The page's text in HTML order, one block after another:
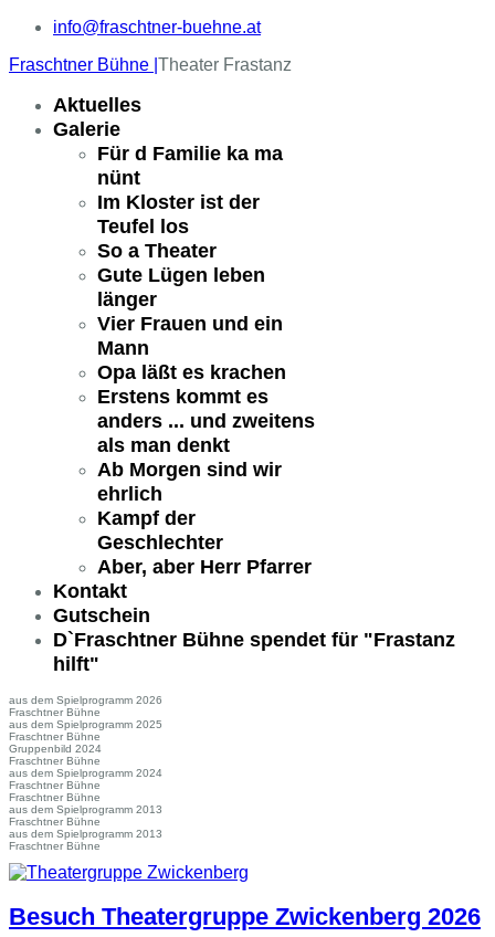
info@fraschtner-buehne.at
Fraschtner Bühne | Theater Frastanz
Aktuelles
Galerie
Für d Familie ka ma
nünt
Im Kloster ist der
Teufel los
So a Theater
Gute Lügen leben
länger
Vier Frauen und ein
Mann
Opa läßt es krachen
Erstens kommt es
anders ... und zweitens
als man denkt
Ab Morgen sind wir
ehrlich
Kampf der
Geschlechter
Aber, aber Herr Pfarrer
Kontakt
Gutschein
D`Fraschtner Bühne spendet für "Frastanz
hilft"
aus dem Spielprogramm 2026
Fraschtner Bühne
aus dem Spielprogramm 2025
Fraschtner Bühne
Gruppenbild 2024
Fraschtner Bühne
aus dem Spielprogramm 2024
Fraschtner Bühne
Fraschtner Bühne
aus dem Spielprogramm 2013
Fraschtner Bühne
aus dem Spielprogramm 2013
Fraschtner Bühne
Besuch Theatergruppe Zwickenberg 2026